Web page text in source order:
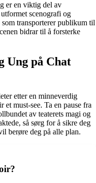
er en viktig del av
scenografi og
transporterer publikum til
bidrar til å forsterke
Ung på Chat
etter en minneverdig
must-see. Ta en pause fra
av teaterets magi og
så sørg for å sikre deg
berøre deg på alle plan.